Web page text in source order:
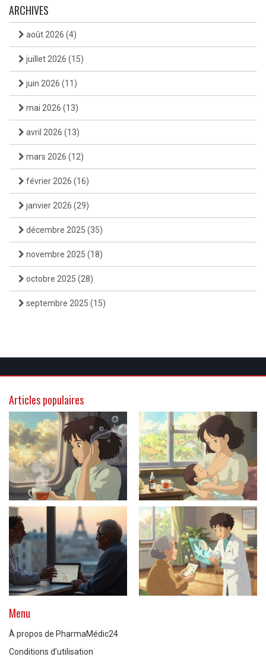
ARCHIVES
août 2026 (4)
juillet 2026 (15)
juin 2026 (11)
mai 2026 (13)
avril 2026 (13)
mars 2026 (12)
février 2026 (16)
janvier 2026 (29)
décembre 2025 (35)
novembre 2025 (18)
octobre 2025 (28)
septembre 2025 (15)
Articles populaires
Menu
À propos de PharmaMédic24
Conditions d’utilisation